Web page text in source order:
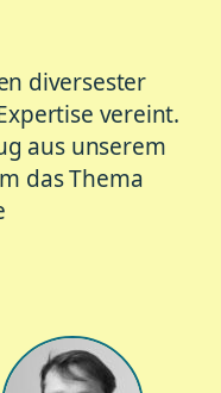
diversester
vereint.
aus unserem
das Thema